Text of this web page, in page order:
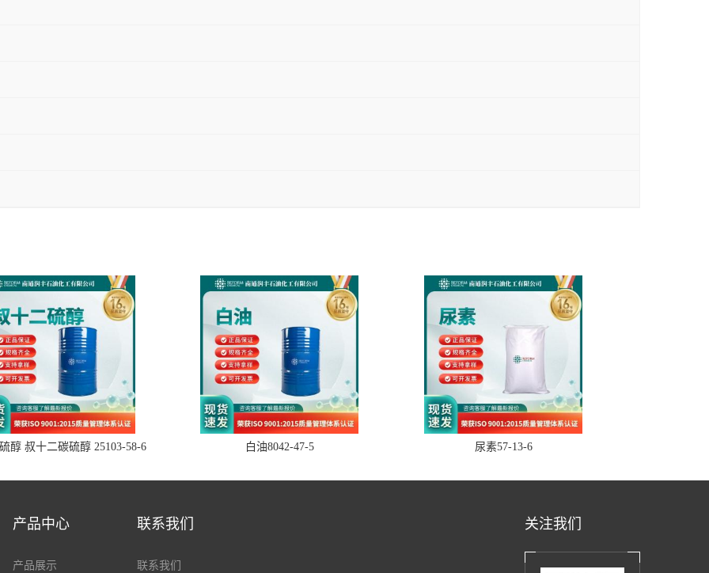
醇 叔十二碳硫醇 25103-58-6 白油8042-47-5 尿素57-13-6
产品中心
产品展示
联系我们
联系我们
关注我们